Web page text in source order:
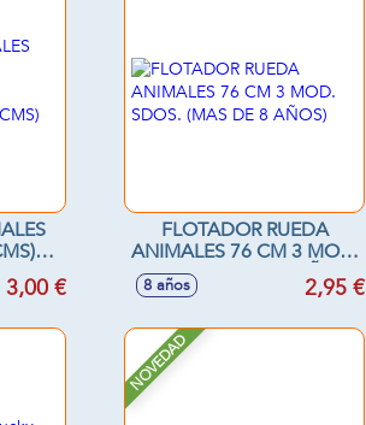
CMS)
3,00 €
FLOTADOR RUEDA
ANIMALES 76 CM 3 MOD.
SDOS. (MAS DE 8 AÑOS)
8 años 2,95 €
NOVEDAD